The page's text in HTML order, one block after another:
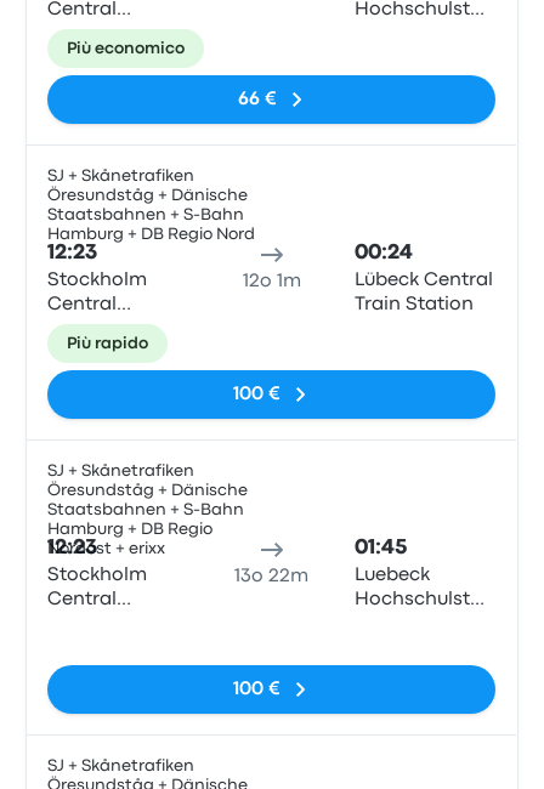
Central
Station
Hochschulstadtteil
Più economico
66 €
SJ + Skånetrafiken
Öresundståg + Dänische
Staatsbahnen + S-Bahn
Hamburg + DB Regio Nord
12:23
Stockholm
Central
Station
12o 1m
00:24
Lübeck Central
Train Station
Più rapido
100 €
SJ + Skånetrafiken
Öresundståg + Dänische
Staatsbahnen + S-Bahn
Hamburg + DB Regio
Nordost + erixx
12:23
Stockholm
Central
13o 22m
01:45
Luebeck
Hochschulstadtteil
100 €
SJ + Skånetrafiken
Öresundståg + Dänische